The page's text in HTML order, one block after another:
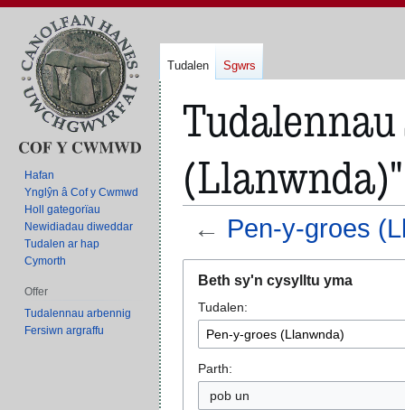
(Llanwnda)"
← Pen-y-groes
panel
llywio
bar
chwilio
Beth sy'n cysylltu yma
Tudalen:
Parth:
pob un
Tudalen Sgwrs
Hafan
Ynglŷn â Cof y Cwmwd
Holl gategorïau
Newidiadau diweddar
Tudalen ar hap
Cymorth
Offer
Tudalennau arbennig
Fersiwn argraffu